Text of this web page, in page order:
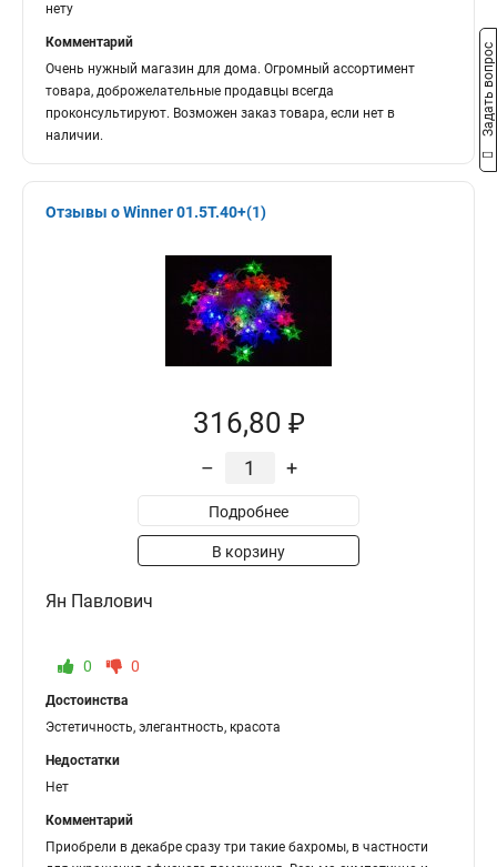
нету
Комментарий
Очень нужный магазин для дома. Огромный ассортимент
товара, доброжелательные продавцы всегда
проконсультируют. Возможен заказ товара, если нет в
наличии.
Отзывы о Winner 01.5T.40+(1)
316,80 ₽
– +
Подробнее
В корзину
Ян Павлович
0 0
Достоинства
Эстетичность, элегантность, красота
Недостатки
Нет
Комментарий
Приобрели в декабре сразу три такие бахромы, в частности
Задать вопрос